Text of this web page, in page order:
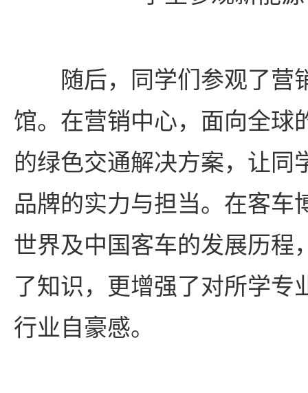
随后，同学们参观了营
馆。在营销中心，面向全球
的绿色交通解决方案，让同
品牌的实力与担当。在客车
世界及中国客车的发展历程
了知识，更增强了对所学专
行业自豪感。